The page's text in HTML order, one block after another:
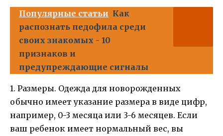
Популярные статьи Как
распознать педофила среди
своих знакомых - 10
признаков и
предупреждающие сигналы
1. Размеры. Одежда для новорожденных
обычно имеет указание размера в виде цифр,
например, 0-3 месяца или 3-6 месяцев. Если
ваш ребенок имеет нормальный вес, вы